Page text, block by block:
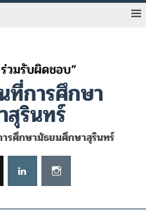
ที่การศึกษา
รินทร์
รศึกษามัธยมศึกษาสุรินทร์